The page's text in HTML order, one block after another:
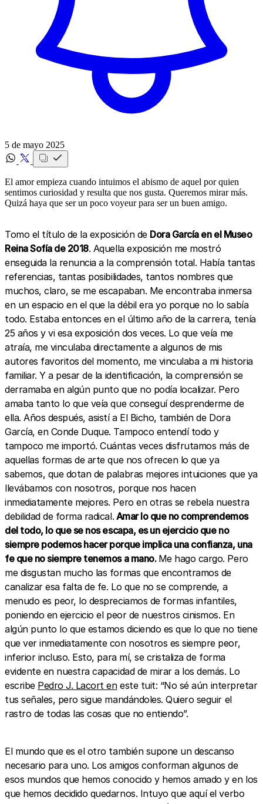
5 de mayo 2025
El amor empieza cuando intuimos el abismo de aquel por quien
sentimos curiosidad y resulta que nos gusta. Queremos mirar más.
Quizá haya que ser un poco voyeur para ser un buen amigo.
Tomo el título de la exposición de Dora García en el Museo
Reina Sofía de 2018. Aquella exposición me mostró
enseguida la renuncia a la comprensión total. Había tantas
referencias, tantas posibilidades, tantos nombres que
muchos, claro, se me escapaban. Me encontraba inmersa
en un espacio en el que la débil era yo porque no lo sabía
todo. Estaba entonces en el último año de la carrera, tenía
25 años y vi esa exposición dos veces. Lo que veía me
atraía, me vinculaba directamente a algunos de mis
autores favoritos del momento, me vinculaba a mi historia
familiar. Y a pesar de la identificación, la comprensión se
derramaba en algún punto que no podía localizar. Pero
amaba tanto lo que veía que conseguí desprenderme de
ella. Años después, asistí a El Bicho, también de Dora
García, en Conde Duque. Tampoco entendí todo y
tampoco me importó. Cuántas veces disfrutamos más de
aquellas formas de arte que nos ofrecen lo que ya
sabemos, que dotan de palabras mejores intuiciones que ya
llevábamos con nosotros, porque nos hacen
inmediatamente mejores. Pero en otras se rebela nuestra
debilidad de forma radical. Amar lo que no comprendemos
del todo, lo que se nos escapa, es un ejercicio que no
siempre podemos hacer porque implica una confianza, una
fe que no siempre tenemos a mano. Me hago cargo. Pero
me disgustan mucho las formas que encontramos de
canalizar esa falta de fe. Lo que no se comprende, a
menudo es peor, lo despreciamos de formas infantiles,
poniendo en ejercicio el peor de nuestros cinismos. En
algún punto lo que estamos diciendo es que lo que no tiene
que ver inmediatamente con nosotros es siempre peor,
inferior incluso. Esto, para mí, se cristaliza de forma
evidente en nuestra capacidad de mirar a los demás. Lo
escribe Pedro J. Lacort eneste tuit: “No sé aún interpretar
tus señales, pero sigue mandándoles. Quiero seguir el
rastro de todas las cosas que no entiendo”.
El mundo que es el otro también supone un descanso
necesario para uno. Los amigos conforman algunos de
esos mundos que hemos conocido y hemos amado y en los
que hemos decidido quedarnos. Intuyo que aquí el verbo